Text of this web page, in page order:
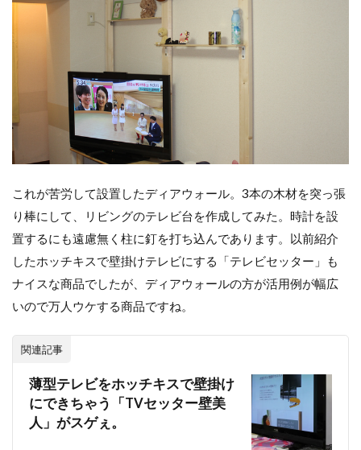
これが苦労して設置したディアウォール。3本の木材を突っ張
り棒にして、リビングのテレビ台を作成してみた。時計を設
置するにも遠慮無く柱に釘を打ち込んであります。以前紹介
したホッチキスで壁掛けテレビにする「テレビセッター」も
ナイスな商品でしたが、ディアウォールの方が活用例が幅広
いので万人ウケする商品ですね。
関連記事
薄型テレビをホッチキスで壁掛け
にできちゃう「TVセッター壁美
人」がスゲぇ。